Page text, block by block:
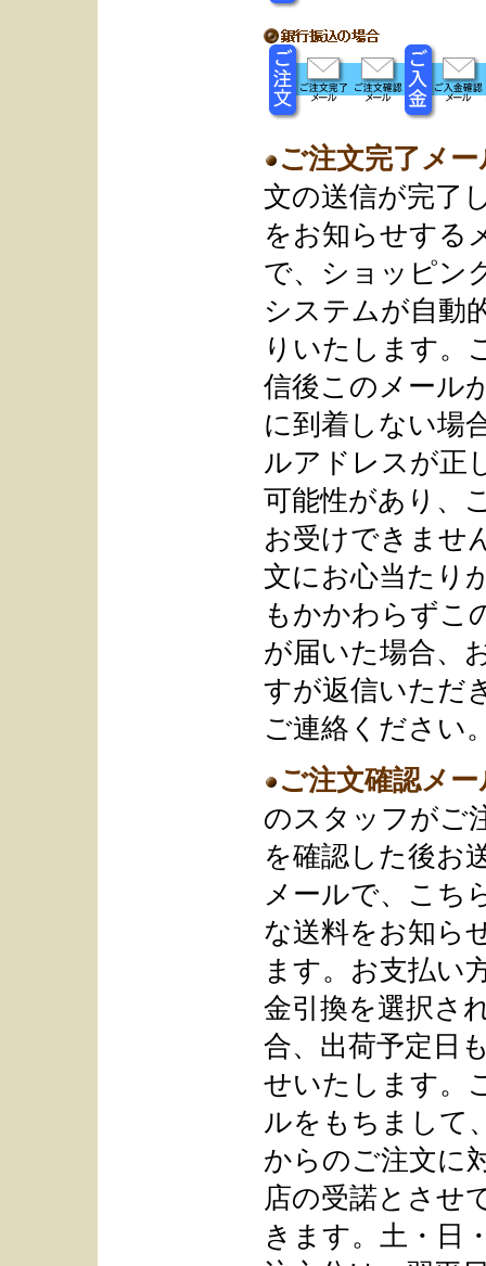
ご注文完了メー
文の送信が完了
をお知らせする
で、ショッピン
システムが自動
りいたします。
信後このメール
に到着しない場
ルアドレスが正
可能性があり、
お受けできませ
文にお心当たり
もかかわらずこ
が届いた場合、
すが返信いただ
ご連絡ください
ご注文確認メー
のスタッフがご
を確認した後お
メールで、こち
な送料をお知ら
ます。お支払い
金引換を選択さ
合、出荷予定日
せいたします。
ルをもちまして
からのご注文に
店の受諾とさせ
きます。土・日